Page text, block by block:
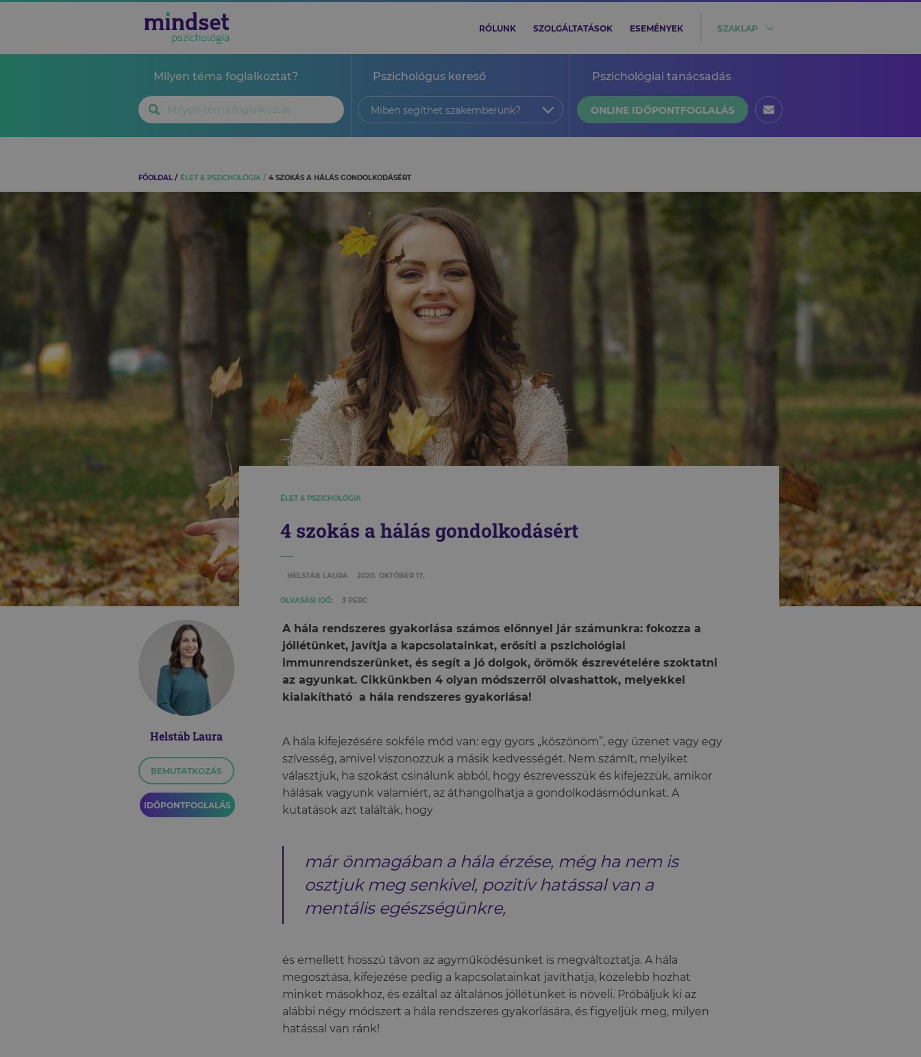
RÓLUNK SZOLGÁLTATÁSOK ESEMÉNYEK SZAKLAP
Milyen téma foglalkoztat? Pszichológus kereső
Miben segíthet szakemberünk?
Pszichológiai tanácsadás
ONLINE IDŐPONTFOGLALÁS
FŐOLDAL ÉLET & PSZICHOLÓGIA 4 SZOKÁS A HÁLÁS GONDOLKODÁSÉRT
ÉLET & PSZICHOLÓGIA
4 szokás a hálás gondolkodásért
HELSTÁB LAURA 2020. OKTÓBER 17.
OLVASÁSI IDŐ: 3 PERC
Helstáb Laura
BEMUTATKOZÁS
IDŐPONTFOGLALÁS
A hála rendszeres gyakorlása számos előnnyel jár számunkra: fokozza a
jóllétünket, javítja a kapcsolatainkat, erősíti a pszichológiai
immunrendszerünket, és segít a jó dolgok, örömök észrevételére szoktatni
az agyunkat. Cikkünkben 4 olyan módszerről olvashattok, melyekkel
kialakítható a hála rendszeres gyakorlása!
A hála kifejezésére sokféle mód van: egy gyors „köszönöm”, egy üzenet vagy egy
szívesség, amivel viszonozzuk a másik kedvességét. Nem számít, melyiket
választjuk, ha szokást csinálunk abból, hogy észrevesszük és kifejezzük, amikor
hálásak vagyunk valamiért, az áthangolhatja a gondolkodásmódunkat. A
kutatások azt találták, hogy
már önmagában a hála érzése, még ha nem is
osztjuk meg senkivel, pozitív hatással van a
mentális egészségünkre,
és emellett hosszú távon az agyműködésünket is megváltoztatja. A hála
megosztása, kifejezése pedig a kapcsolatainkat javíthatja, közelebb hozhat
minket másokhoz, és ezáltal az általános jóllétünket is növeli. Próbáljuk ki az
alábbi négy módszert a hála rendszeres gyakorlására, és figyeljük meg, milyen
hatással van ránk!